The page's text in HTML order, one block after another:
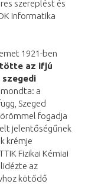
szereplést és
Informatika
1921-ben
az ifjú
szegedi
a
Szeged
fogadja
jelentőségűnek
krémje
Fizikai Kémiai
az
kötődő